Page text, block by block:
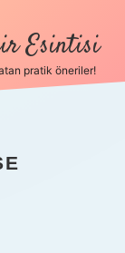
Esintisi
pratik öneriler!